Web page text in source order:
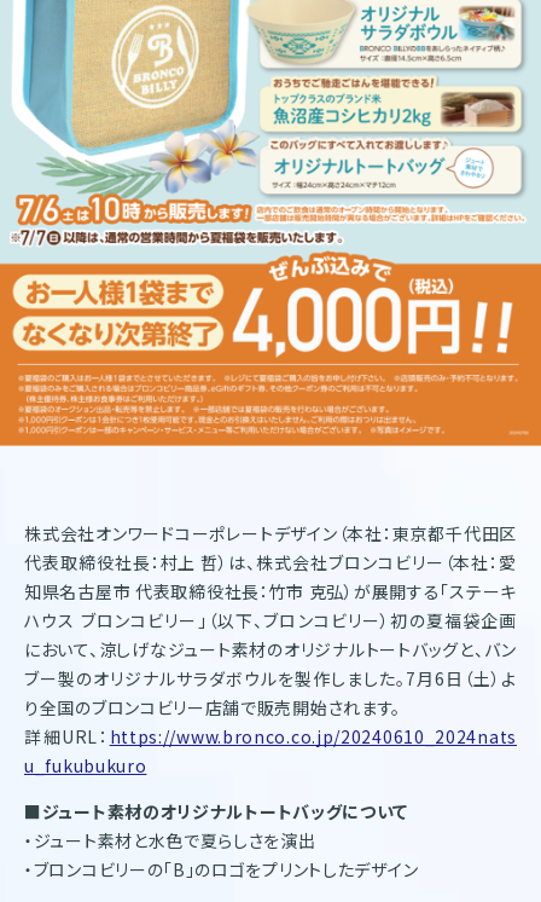
株式会社オンワードコーポレートデザイン（本社：東京都千代田区
代表取締役社長：村上 哲）は、株式会社ブロンコビリー（本社：愛
知県名古屋市 代表取締役社長：竹市 克弘）が展開する「ステーキ
ハウス ブロンコビリー」（以下、ブロンコビリー）初の夏福袋企画
において、涼しげなジュート素材のオリジナルトートバッグと、バン
ブー製のオリジナルサラダボウルを製作しました。7月6日（土）よ
り全国のブロンコビリー店舗で販売開始されます。
詳細URL： https://www.bronco.co.jp/20240610_2024nats
u_fukubukuro
■ジュート素材のオリジナルトートバッグについて
・ジュート素材と水色で夏らしさを演出
・ブロンコビリーの「B」のロゴをプリントしたデザイン